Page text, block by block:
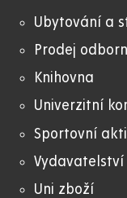
Ubytování a
Prodej
Knihovna
Univerzitní
Sportovní
Vydavatelství
Uni zboží